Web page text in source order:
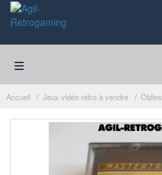
≡
Accueil Jeux vidéo rétro à vendre Oldies